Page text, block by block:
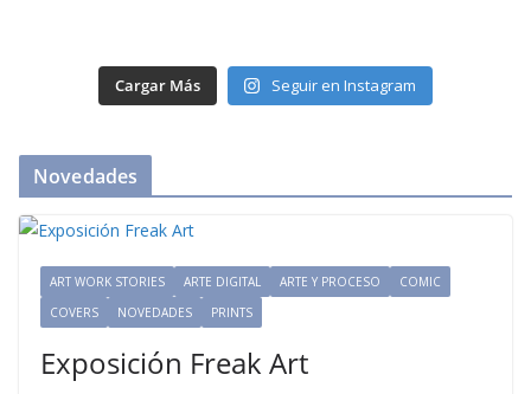
Cargar Más Seguir en Instagram
Novedades
ART WORK STORIES ARTE DIGITAL ARTE Y PROCESO
COMIC
COVERS
NOVEDADES PRINTS
Exposición Freak Art